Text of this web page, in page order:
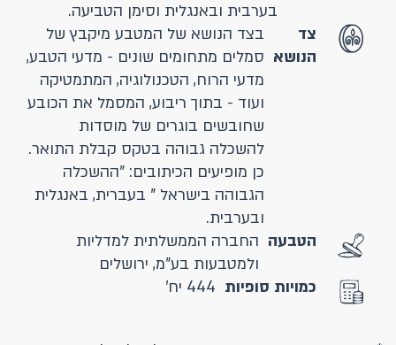
בערבית ובאנגלית וסימן הטביעה.
צד
הנושא
בצד הנושא של המטבע מיקבץ של
סמלים מתחומים שונים - מדעי הטבע,
מדעי הרוח, הטכנולוגיה, המתמטיקה
ועוד - בתוך ריבוע, המסמל את הכובע
שחובשים בוגרים של מוסדות
להשכלה גבוהה בטקס קבלת התואר.
כן מופיעים הכיתובים: "ההשכלה
הגבוהה בישראל " בעברית, באנגלית
ובערבית.
הטבעה החברה הממשלתית למדליות
ולמטבעות בע"מ, ירושלים
כמויות סופיות 444 יח'